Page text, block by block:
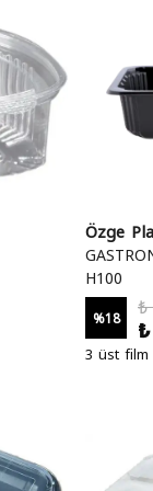
Özge
H100
%18
₺
3 üst film